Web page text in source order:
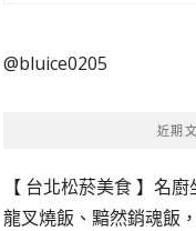
鍵
@bluice0205
近期
【 台北松菸美食 】名
龍叉燒飯、黯然銷魂飯